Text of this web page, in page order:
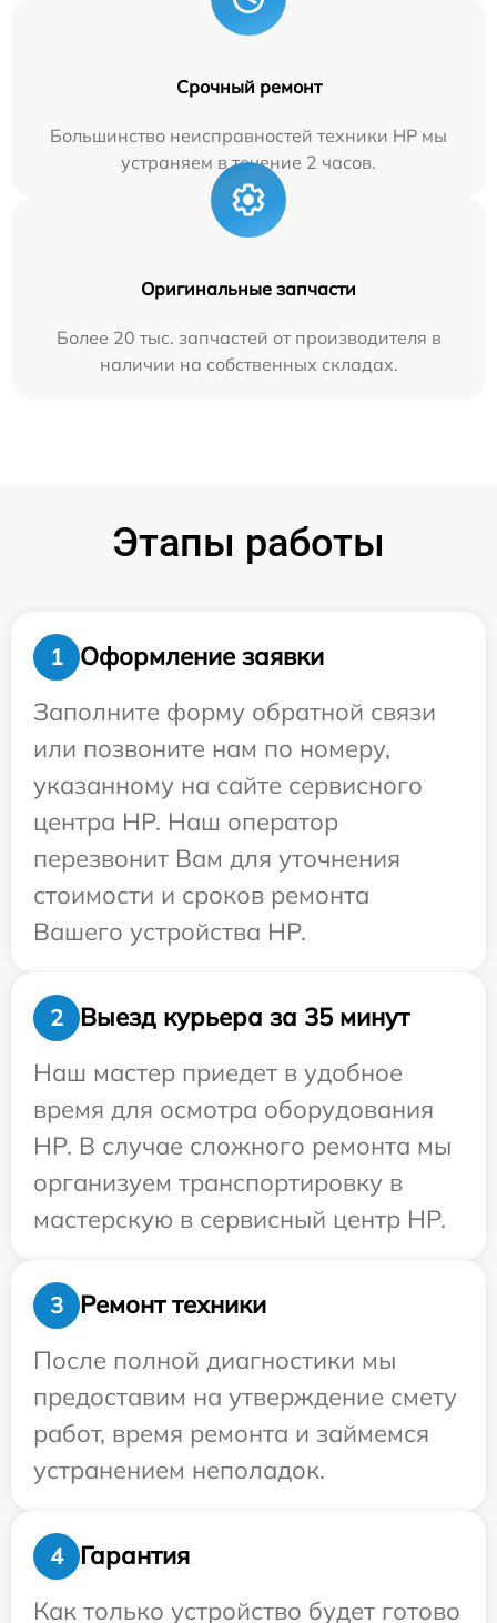
Срочный ремонт
Большинство неисправностей техники HP мы
устраняем в течение 2 часов.
Оригинальные запчасти
Более 20 тыс. запчастей от производителя в
наличии на собственных складах.
Этапы работы
1
Оформление заявки
Заполните форму обратной связи
или позвоните нам по номеру,
указанному на сайте сервисного
центра HP. Наш оператор
перезвонит Вам для уточнения
стоимости и сроков ремонта
Вашего устройства HP.
2
Выезд курьера за 35 минут
Наш мастер приедет в удобное
время для осмотра оборудования
HP. В случае сложного ремонта мы
организуем транспортировку в
мастерскую в сервисный центр HP.
3
Ремонт техники
После полной диагностики мы
предоставим на утверждение смету
работ, время ремонта и займемся
устранением неполадок.
4
Гарантия
Как только устройство будет готово